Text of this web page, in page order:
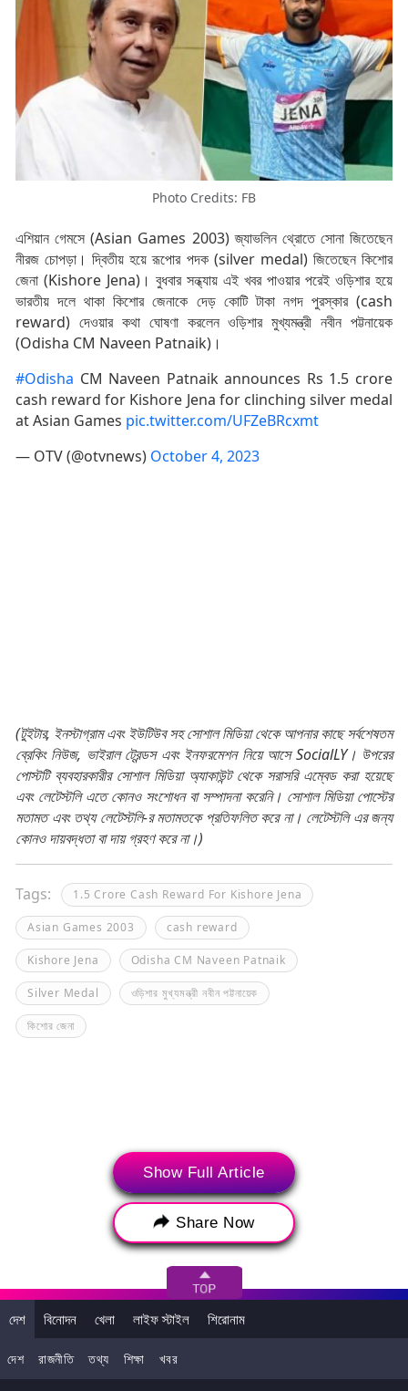
Photo Credits: FB
এশিয়ান গেমসে (Asian Games 2003) জ্যাভলিন থ্রোতে সোনা জিতেছেন
নীরজ চোপড়া। দ্বিতীয় হয়ে রূপোর পদক (silver medal) জিতেছেন কিশোর
জেনা (Kishore Jena)। বুধবার সন্ধ্যায় এই খবর পাওয়ার পরেই ওড়িশার হয়ে
ভারতীয় দলে থাকা কিশোর জেনাকে দেড় কোটি টাকা নগদ পুরস্কার (cash
reward) দেওয়ার কথা ঘোষণা করলেন ওড়িশার মুখ্যমন্ত্রী নবীন পট্টনায়েক
(Odisha CM Naveen Patnaik)।
#Odisha CM Naveen Patnaik announces Rs 1.5 crore
cash reward for Kishore Jena for clinching silver medal
at Asian Games pic.twitter.com/UFZeBRcxmt
— OTV (@otvnews) October 4, 2023
(টুইটার, ইনস্টাগ্রাম এবং ইউটিউব সহ সোশাল মিডিয়া থেকে আপনার কাছে সর্বশেষতম
ব্রেকিং নিউজ, ভাইরাল ট্রেন্ডস এবং ইনফরমেশন নিয়ে আসে SocialLY। উপরের
পোস্টটি ব্যবহারকারীর সোশাল মিডিয়া অ্যাকাউন্ট থেকে সরাসরি এম্বেড করা হয়েছে
এবং লেটেস্টলি এতে কোনও সংশোধন বা সম্পাদনা করেনি। সোশাল মিডিয়া পোস্টের
মতামত এবং তথ্য লেটেস্টলি-র মতামতকে প্রতিফলিত করে না। লেটেস্টলি এর জন্য
কোনও দায়বদ্ধতা বা দায় গ্রহণ করে না।)
Tags: 1.5 Crore Cash Reward For Kishore Jena
Asian Games 2003 cash reward
Kishore Jena Odisha CM Naveen Patnaik
Silver Medal ওড়িশার মুখ্যমন্ত্রী নবীন পট্টনায়েক
কিশোর জেনা
>
সর্বশেষ সংবাদ
Show Full Article
Share Now
দেশ বিনোদন খেলা লাইফ স্টাইল শিরোনাম
দেশ রাজনীতি তথ্য শিক্ষা খবর